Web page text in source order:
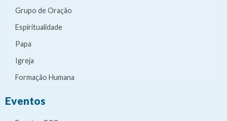
Grupo de Oração
Espiritualidade
Papa
Igreja
Formação Humana
Eventos